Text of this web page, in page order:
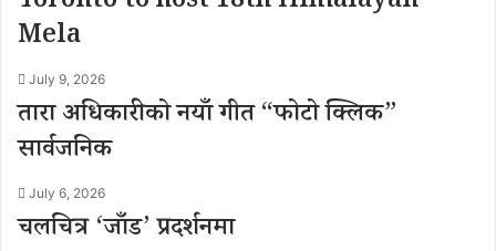
Mela
July 9, 2026
तारा अधिकारीको नयाँ गीत “फोटो क्लिक”
सार्वजनिक
July 6, 2026
चलचित्र ‘जाँड’ प्रदर्शनमा